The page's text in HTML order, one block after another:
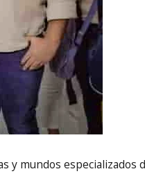
y mundos especializados